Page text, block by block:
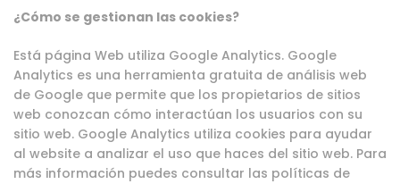
¿Cómo se gestionan las cookies?
Está página Web utiliza Google Analytics. Google
Analytics es una herramienta gratuita de análisis web
de Google que permite que los propietarios de sitios
web conozcan cómo interactúan los usuarios con su
sitio web. Google Analytics utiliza cookies para ayudar
al website a analizar el uso que haces del sitio web. Para
más información puedes consultar las políticas de